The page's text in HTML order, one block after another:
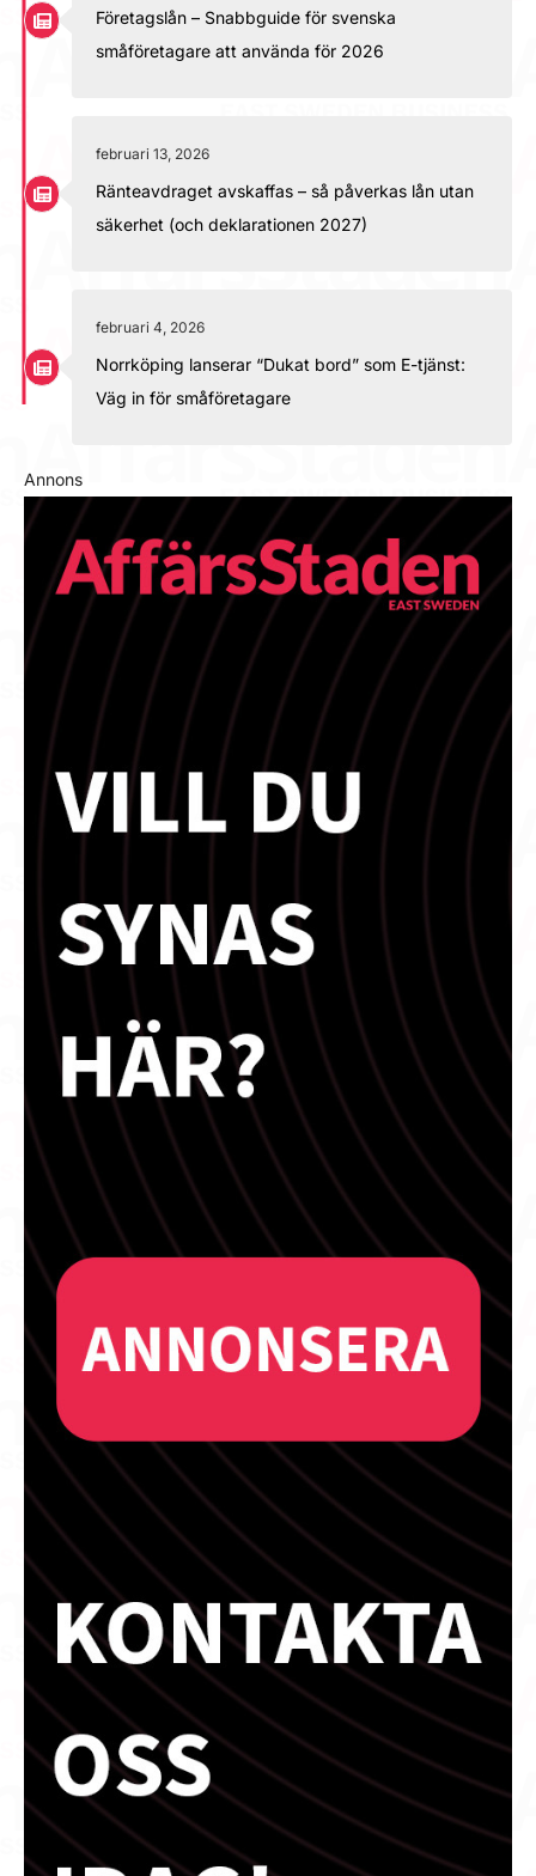
Företagslån – Snabbguide för svenska
småföretagare att använda för 2026
februari 13, 2026
Ränteavdraget avskaffas – så påverkas lån utan
säkerhet (och deklarationen 2027)
februari 4, 2026
Norrköping lanserar “Dukat bord” som E-tjänst:
Väg in för småföretagare
Annons